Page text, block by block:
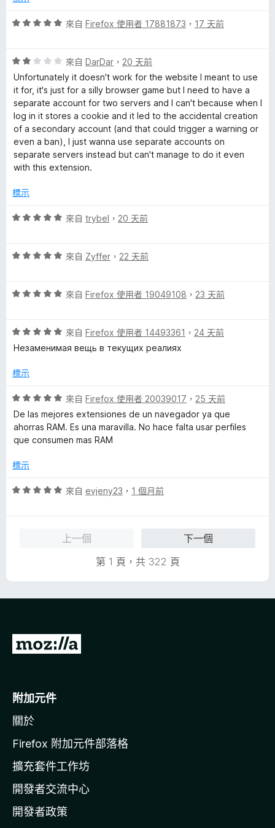
5
評
分
，
滿
分
5
分
來自 Firefox 使用者 17881873 ， 17 天前
評
價
2
分
，
滿
分
5
分
來自 DarDar ， 20 天前
Unfortunately it doesn't work for the website I meant to use
it for, it's just for a silly browser game but I need to have a
separate account for two servers and I can't because when I
log in it stores a cookie and it led to the accidental creation
of a secondary account (and that could trigger a warning or
even a ban), I just wanna use separate accounts on
separate servers instead but can't manage to do it even
with this extension.
標示
評
分
分
來自 trybel ， 20 天前
評
分
分
5
來自 Zyffer ， 22 天前
評
分
，
分
分
來自 Firefox 使用者 19049108 ， 23 天前
評
價
分
滿
分
來自 Firefox 使用者 14493361 ， 24 天前
Незаменимая вещь в текущих реалиях
標示
評
價
5
分
滿
5
來自 Firefox 使用者 20039017 ， 25 天前
De las mejores extensiones de un navegador ya que
ahorras RAM. Es una maravilla. No hace falta usar perfiles
que consumen mas RAM
標示
評
來自 evjeny23 ， 1 個月前
上一個
下一個
第 1 頁，共 322 頁
前
o
i
l
a
官
網
附加元件
關於
Firefox 附加元件部落格
擴充套件工作坊
開發者交流中心
開發者政策